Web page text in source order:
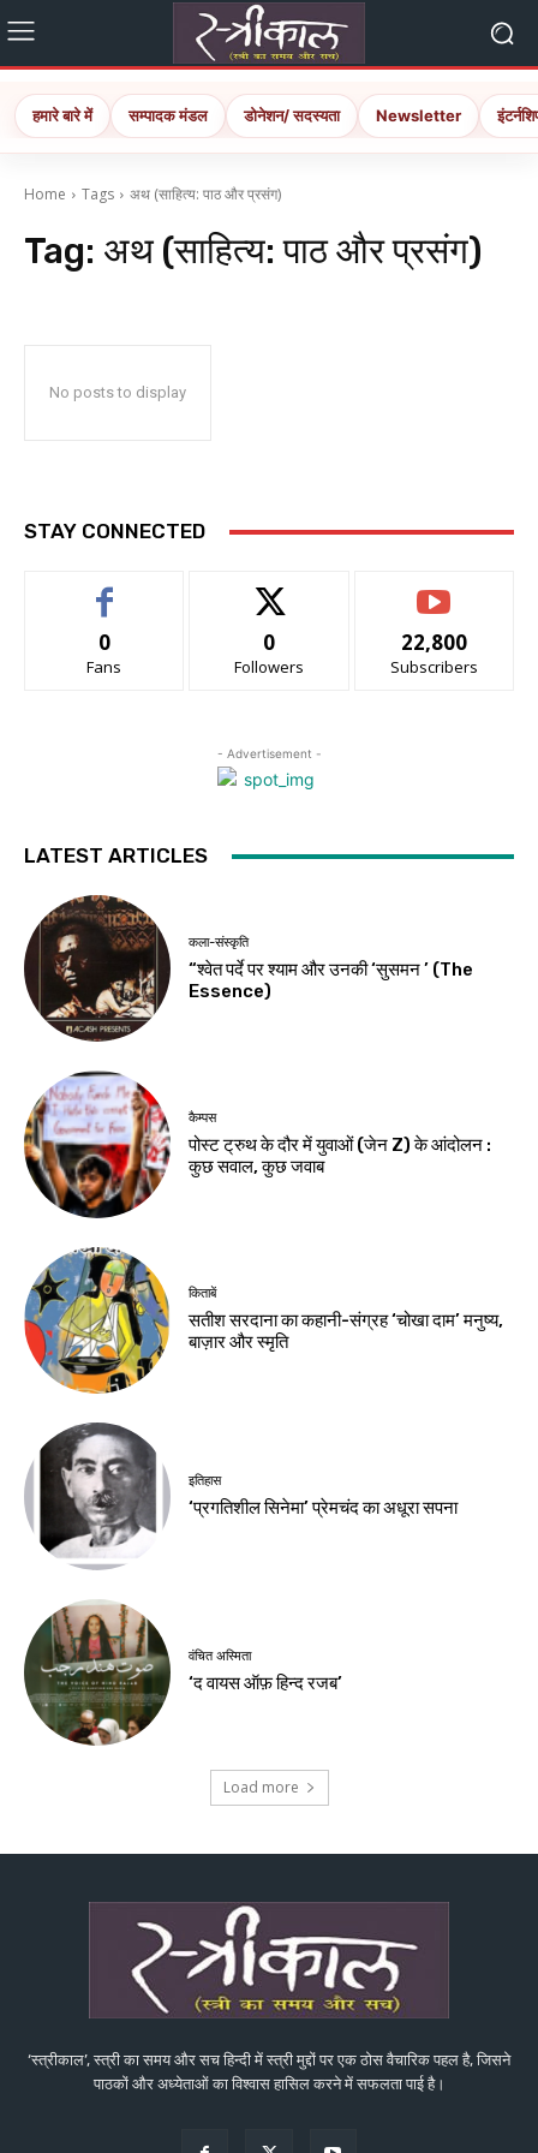
हमारे बारे में सम्पादक मंडल डोनेशन/ सदस्यता Newsletter
Home Tags अथ (साहित्य: पाठ और प्रसंग)
Tag: अथ (साहित्य: पाठ और प्रसंग)
No posts to display
STAY CONNECTED
0
Fans
0
Followers
22,800
Subscribers
- Advertisement -
LATEST ARTICLES
कला-संस्कृति
“श्वेत पर्दे पर श्याम और उनकी ‘सुसमन ’ (The
Essence)
कैम्पस
पोस्ट ट्रुथ के दौर में युवाओं (जेन Z) के आंदोलन :
कुछ सवाल, कुछ जवाब
किताबें
सतीश सरदाना का कहानी-संग्रह ‘चोखा दाम’ मनुष्य,
बाज़ार और स्मृति
इतिहास
‘प्रगतिशील सिनेमा’ प्रेमचंद का अधूरा सपना
वंचित अस्मिता
‘द वायस ऑफ़ हिन्द रजब’
Load more
‘स्त्रीकाल’, स्त्री का समय और सच हिन्दी में स्त्री मुद्दों पर एक ठोस वैचारिक पहल है, जिसने
पाठकों और अध्येताओं का विश्वास हासिल करने में सफलता पाई है।